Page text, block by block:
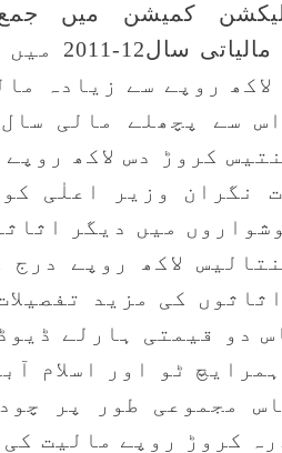
کمیشن میں
گوشواروں کے
روپے سے زیادہ
سے پچھلے مالی
کروڑ دس لاکھ
نگران وزیر اعلٰی
میں دیگر
لاکھ روپے درج
کی مزید
دو قیمتی ہارلے
ٹو اور اسلام
مجموعی طور پر
کروڑ روپے مالیت